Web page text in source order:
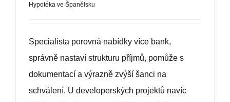
Hypotéka ve Španělsku
Specialista porovná nabídky více bank,
správně nastaví strukturu příjmů, pomůže s
dokumentací a výrazně zvýší šanci na
schválení. U developerských projektů navíc